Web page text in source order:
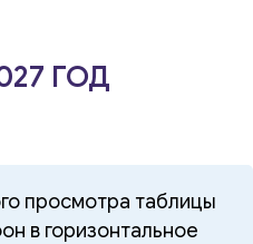
ГОД
просмотра таблицы
в горизонтальное